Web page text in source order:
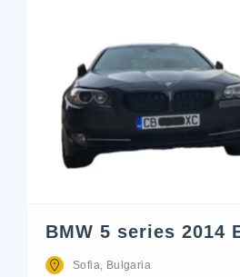
BMW 5 series 2014
Sofia, Bulgaria